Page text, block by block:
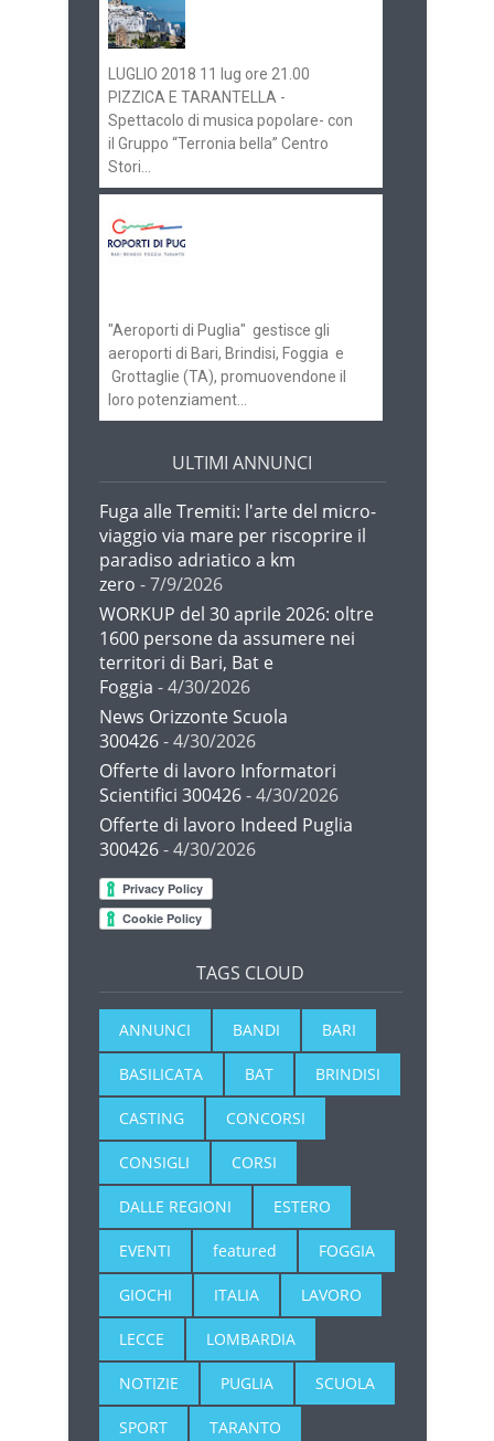
LUGLIO 2018 11 lug ore 21.00
PIZZICA E TARANTELLA -
Spettacolo di musica popolare- con
il Gruppo “Terronia bella” Centro
Stori...
"Aeroporti di Puglia" gestisce gli
aeroporti di Bari, Brindisi, Foggia e
Grottaglie (TA), promuovendone il
loro potenziament...
ULTIMI ANNUNCI
Fuga alle Tremiti: l'arte del micro-
viaggio via mare per riscoprire il
paradiso adriatico a km
zero - 7/9/2026
WORKUP del 30 aprile 2026: oltre
1600 persone da assumere nei
territori di Bari, Bat e
Foggia - 4/30/2026
News Orizzonte Scuola
300426- 4/30/2026
Offerte di lavoro Informatori
Scientifici 300426- 4/30/2026
Offerte di lavoro Indeed Puglia
300426- 4/30/2026
TAGS CLOUD
ANNUNCI BANDI BARI
BASILICATA BAT BRINDISI
CASTING CONCORSI
CONSIGLI CORSI
DALLE REGIONI ESTERO
EVENTI featured FOGGIA
GIOCHI ITALIA LAVORO
LECCE LOMBARDIA
NOTIZIE PUGLIA SCUOLA
SPORT TARANTO